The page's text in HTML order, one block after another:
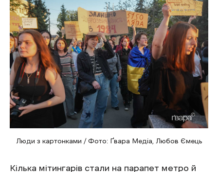
Люди з картонками / Фото: Ґвара Медіа, Любов Ємець
Кілька мітингарів стали на парапет метро й